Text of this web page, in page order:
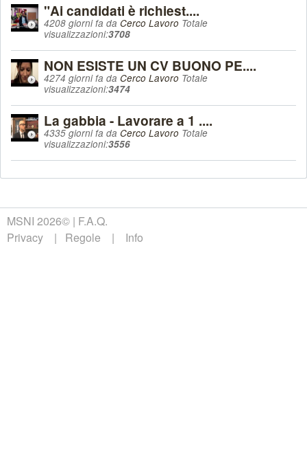
"Ai candidati è richiest....
4208 giorni fa da Cerco Lavoro Totale
visualizzazioni:3708
NON ESISTE UN CV BUONO PE....
4274 giorni fa da Cerco Lavoro Totale
visualizzazioni:3474
La gabbia - Lavorare a 1 ....
4335 giorni fa da Cerco Lavoro Totale
visualizzazioni:3556
MSNI 2026© F.A.Q.
Privacy
Regole Info